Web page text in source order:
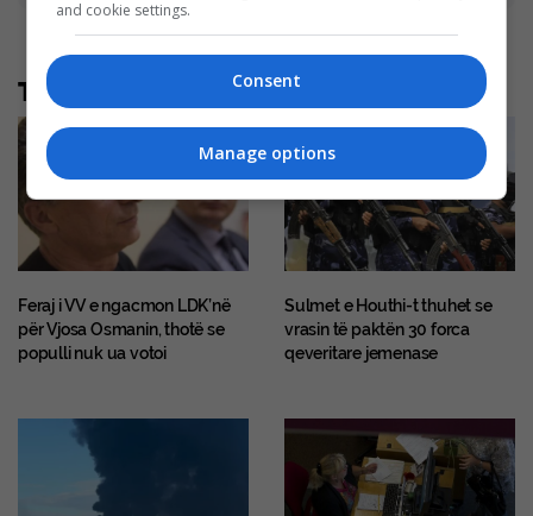
Të tjera nga rubrika
Feraj i VV e ngacmon LDK’në
për Vjosa Osmanin, thotë se
populli nuk ua votoi
Sulmet e Houthi-t thuhet se
vrasin të paktën 30 forca
qeveritare jemenase
and cookie settings.
Consent
Manage options